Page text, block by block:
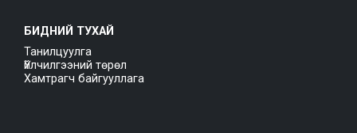
БИДНИЙ ТУХАЙ
Танилцуулга
Үйлчилгээний төрөл
Хамтрагч байгууллага